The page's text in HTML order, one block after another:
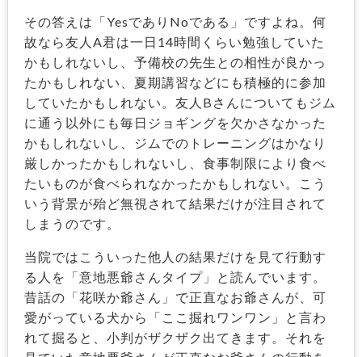
その答えは「YesでありNoである」ですよね。何
故なら友人A君は一日14時間くらい勉強していた
かもしれないし、予備校の先生との相性が良かっ
たかもしれない、夏期講習などにも積極的に参加
していたかもしれない。友人Bさんについてもジム
に通う以外にも毎日ジョギングを欠かさなかった
かもしれないし、ジムでのトレーニングはかなり
厳しかったかもしれないし、食事制限により食べ
たいものが食べられなかったかもしれない。こう
いう背景が殆ど無視されて結果だけが注目されて
しまうのです。
当院ではこういった他人の結果だけを見て行動す
る人を「意地悪爺さんタイプ」と読んでいます。
昔話の「花咲か爺さん」で正直なお爺さんが、可
愛がっている犬から「ここ掘れワンワン」と言わ
れて掘ると、小判がザクザク出てきます。それを